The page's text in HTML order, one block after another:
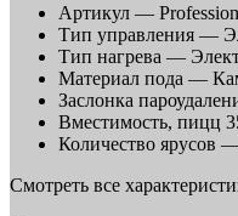
Артикул —
Тип управления —
Тип нагрева —
Материал пода —
Заслонка
Вместимость, пицц
Количество ярусов
Смотреть все